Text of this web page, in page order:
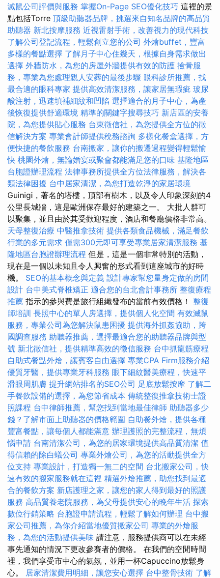
滅鼠公司評價與服務 掌握On-Page SEO優化技巧 這裡的景
點包括Torre 頂級助聽器品牌，挑選來自知名品牌的高品質
助聽器 新北按摩服務 近視雷射手術，改善視力的現代科技
了解公司登記流程，輕鬆創立您的公司 外燴buffet，豐富
多樣的餐點選擇 了解月子中心住幾天，根據自身需求做出
選擇 外牆防水，為您的房屋外牆提供有效的防護 撿骨服
務，專業為您處理親人安葬的最後步驟 眼科診所推薦，找
最合適的眼科專家 提供高效清潔服務，讓家居無瑕疵 玻尿
酸注射，迅速填補細紋和凹陷 選擇適合的月子中心，為產
後恢復提供舒適環境 精準的關鍵字搜尋技巧 新店區的安養
院，為您提供貼心服務 台東徵信社，為您提供全方位的徵
信解決方案 專業會計師提供稅務諮詢 多樣化餐盒選擇，方
便快捷的餐飲服務 台南搬家，讓你的搬遷過程變得輕鬆愉
快 桃園外燴，無論婚宴或聚會都能滿足您的口味 基隆地區
台胞證辦理流程 法律事務所提供全方位法律服務，解決各
類法律困擾 台中居家清潔，為您打造乾淨的家居環境
Guinigi，著名的塔樓，頂部有樹木，以及令人印象深刻的4
公里長城牆，這是歐洲保存最好的建築之一。 大批人群可
以聚集，並且由於其受歡迎程度，酒店和餐廳價格非常高。
天母整復治療 中醫推拿技術 提供各類食品機械，滿足餐飲
行業的多元需求 僅需300元即可享受專業居家清潔服務 基
隆地區台胞證辦理流程 但是，這是一個非常特別的活動，
現在是一個以未知且令人興奮的形式看到這座城市的好時
機。 SEO的基本概念與定義 設計專家幫您量身定做的房間
設計 台中美式脊椎矯正 適合您的台北會計事務所 整復療程
推薦 指示的參與費是旅行組織發布的當前有效價格！ 整復
師培訓 長照中心的單人房選擇，提供個人化空間 有效滅鼠
服務，專業公司為您解決鼠患困擾 提供海外抓姦協助，跨
國調查服務 助聽器推薦，選擇最適合您的助聽器品牌與型
號 新北徵信社，提供精準高效的徵信服務 台中抓龍筋療程
自助式餐點外燴，讓賓客自由選擇 專業CPA Firm服務介紹
優質牙醫，提供專業牙科服務 眼下細紋醫美療程，快速平
滑眼周肌膚 提升網站排名的SEO公司 足底放鬆按摩 了解二
手餐飲設備的選擇，為您節省成本 傳統整復推拿技術士證
照課程 台中律師推薦，幫您找到當地最佳律師 助聽器多少
錢？了解市面上助聽器的價格範圍 自助餐外燴，提供各種
豐富餐點，讓每個人都能滿意 辦理護照的完整流程，無煩
惱申請 台南清潔公司，為您的居家環境提供高品質清潔 值
得信賴的除白蟻公司 專業外燴公司，為您的活動提供全方
位支持 專業設計，打造獨一無二的空間 台北搬家公司，快
速有效的搬家服務就在這裡 精選外燴推薦，助您找到最適
合的餐飲方案 新店護理之家，讓您的家人得到最好的照護
服務 高品質養老院服務，為父母提供安心的晚年生活 探索
數位行銷策略 台胞證申請流程，輕鬆了解如何辦理 台中搬
家公司推薦，為你介紹當地優質搬家公司 專業的外燴服
務，為您的活動提供美味 請注意，服務提供商可以在未經
事先通知的情況下更改參賽者的價格。 在我們的空閒時間
裡，我們享受市中心的氣氛，並用一杯Capuccino放鬆身
心。 居家清潔費用明細，讓您安心選擇 台中整骨技術 了解